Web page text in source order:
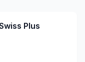
hier
Team!
Plus